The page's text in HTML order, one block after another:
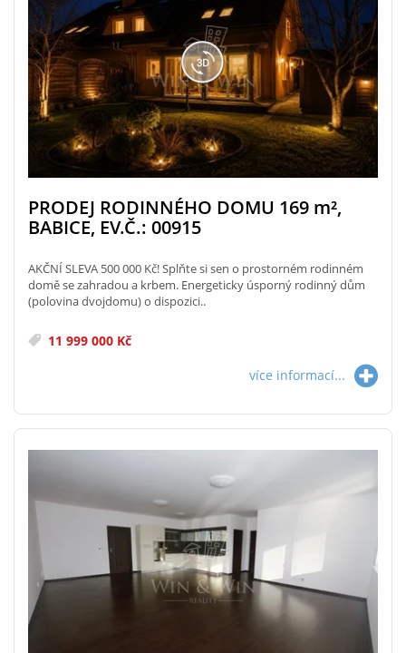
PRODEJ RODINNÉHO DOMU 169 m²,
BABICE, EV.Č.: 00915
AKČNÍ SLEVA 500 000 Kč! Splňte si sen o prostorném rodinném
domě se zahradou a krbem. Energeticky úsporný rodinný dům
(polovina dvojdomu) o dispozici..
11 999 000 Kč
více informací...